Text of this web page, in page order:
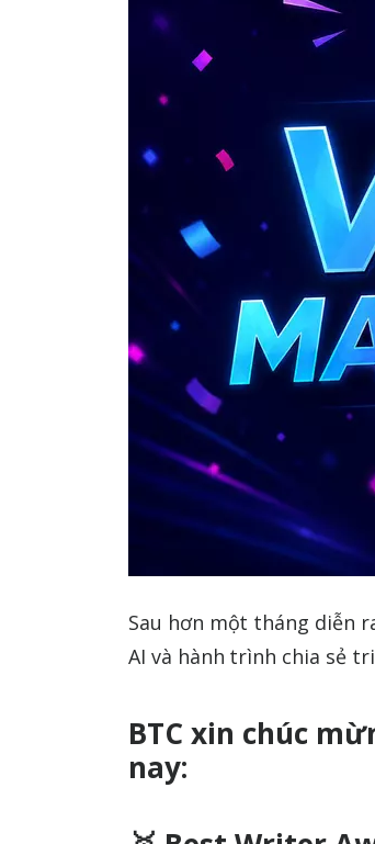
Sau hơn một tháng diễn
AI và hành trình chia sẻ
BTC xin chúc
nay: